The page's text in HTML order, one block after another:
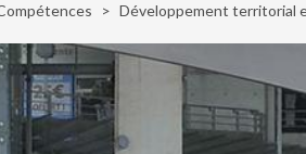
Développement territorial